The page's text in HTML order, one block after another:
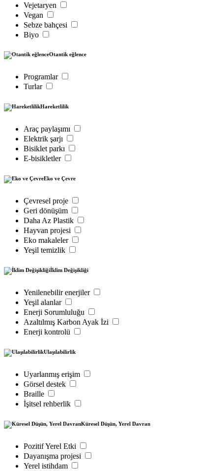
Vejetaryen
Vegan
Sebze bahçesi
Biyo
Otantik eğlence
Programlar
Turlar
Hareketlilik
Araç paylaşımı
Elektrik şarjı
Bisiklet parkı
E-bisikletler
Eko ve Çevre
Çevresel proje
Geri dönüşüm
Daha Az Plastik
Hayvan projesi
Eko makaleler
Yeşil temizlik
İklim Değişikliği
Yenilenebilir enerjiler
Yeşil alanlar
Enerji Sorumluluğu
Azaltılmış Karbon Ayak İzi
Enerji kontrolü
Ulaşılabilirlik
Uyarlanmış erişim
Görsel destek
Braille
İşitsel rehberlik
Küresel Düşün, Yerel Davran
Pozitif Yerel Etki
Dayanışma projesi
Yerel istihdam